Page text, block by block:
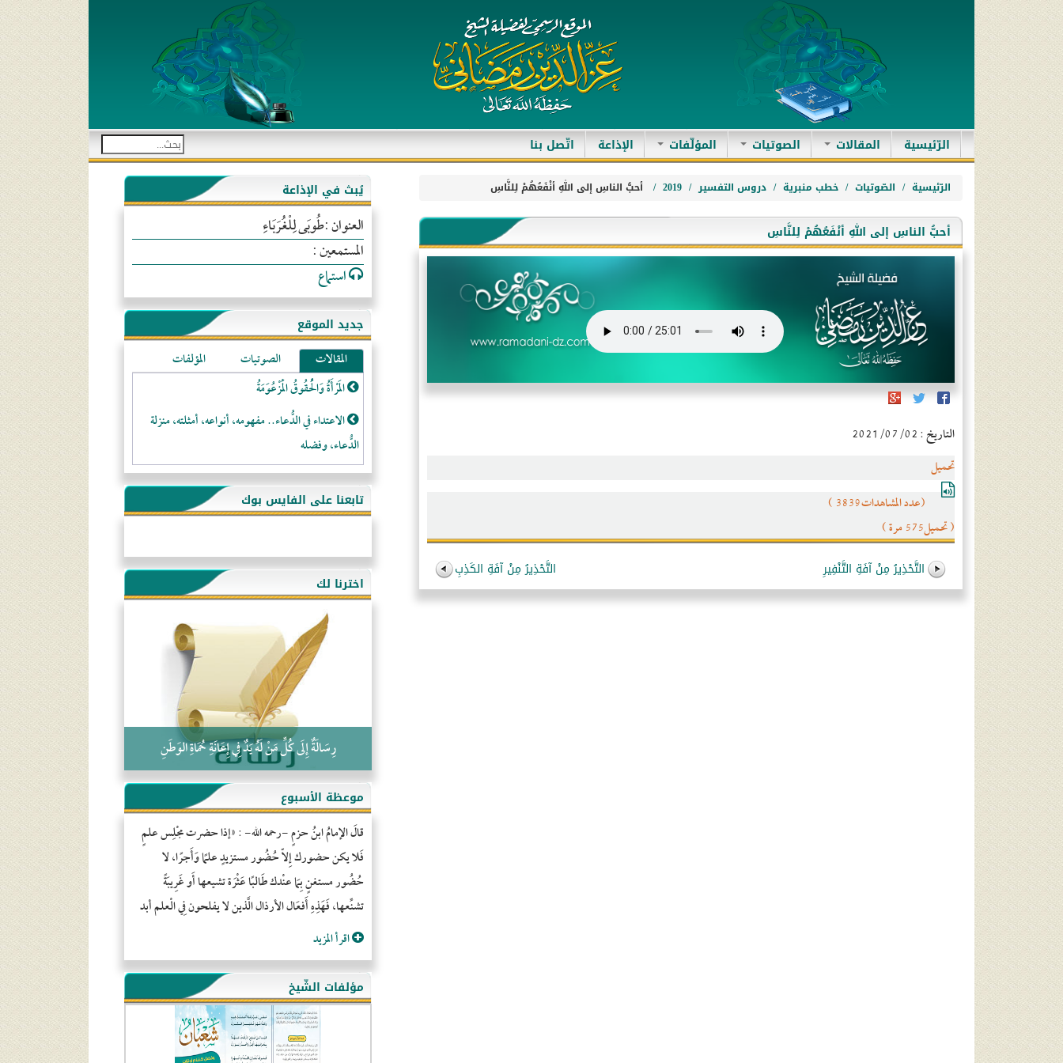
الرّئيسية(current) المقالات الصوتيات المؤلّفات الإذاعة اتّصل بنا
الرّئيسية الصّوتيات خطب منبرية دروس التفسير 2019 أحبُّ الناسِ إلى اللهِ أنْفَعُهُمْ لِلنَّاسِ
أحبُّ الناسِ إلى اللهِ أنْفَعُهُمْ لِلنَّاسِ
التاريخ : 2021/07/02
تحميل
(عدد المشاهدات3839 )
( تحميل575 مرة )
التَّحْذِيرُ مِنْ آفَةِ التَّنْفِيرِ التَّحْذِيرُ مِنْ آفَةِ الكَذِبِ
يُبث في الإذاعة
العنوان :طُوبَى لِلْغُرَبَاءِ
المستمعين :
استماع
جديد الموقع
المقالات الصوتيات
المؤلفات
المَرْأَةُ وَالْحُقُوقُ الْمَزْعُوَمَةُ
الاعتداء في الدُّعاء.. مفهومه، أنواعه، أمثلته، منزلة
الدُّعاء، وفضله
لا تتَّبعوا عورات الـمسلمين
فقه النَّصيحة عند الصَّحابة الكرام رضي الله عنهم
هذه سبيلنا فماذا تنقمون؟!
أُسُـسُ بَـيْـتِ الـمُسْـلِمِ
التَّعْلِيمُ القُرْآنِي
كلمة إلى إخواني السلفيين في الجزائر
تابعنا على الفايس بوك
اخترنا لك
رِسَالَةٌ إِلَى كُلِّ مَنْ لَهُ يَدٌ فِي إِعَانَةِ حُمَاةِ الوَطَنِ
موعظة الأسبوع
قالَ الإمامُ ابنُ حزمٍ -رحمه الله- : «إذا حضرت مجْلِس علمٍ
فَلا يكن حضورك إِلاّ حُضُور مستزيدٍ علمًا وَأَجرًا، لا
حُضُور مستغنٍ بِمَا عنْدك طَالبًا عَثْرَة تشيعها أَو غَرِيبَةً
تشنِّعها، فَهَذِهِ أَفعَال الأرذال الَّذين لا يفلحون فِي الْعلم أبد
اقرأ المزيد
مؤلفات الشّيخ